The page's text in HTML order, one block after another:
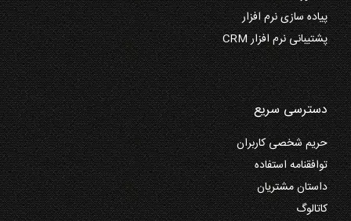
پیاده سازی نرم افزار
پشتیبانی نرم افزار CRM
دسترسی سریع
حریم شخصی کاربران
توافقنامه استفاده
داستان مشتریان
کاتالوگ